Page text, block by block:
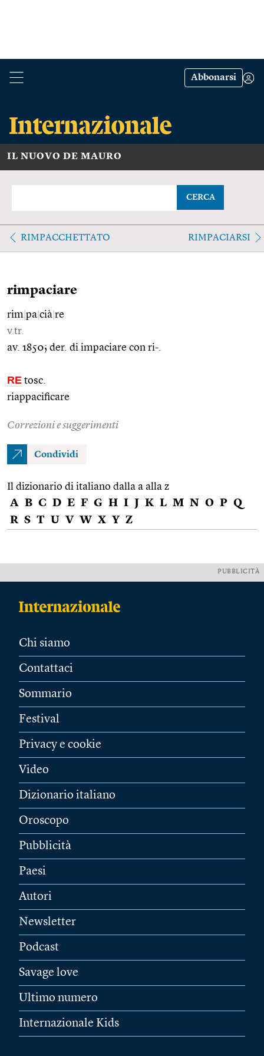
Abbonarsi
IL NUOVO DE MAURO
CERCA
RIMPACCHETTATO RIMPACIARSI
rimpaciare
rim pa cià re
v.tr.
av. 1850; der. di impaciare con ri-.
RE tosc.
riappacificare
Correzioni e suggerimenti
Condividi
Il dizionario di italiano dalla a alla z
A B C D E F G H I J K L M N O P Q
R S T U V W X Y Z
PUBBLICITÀ
Chi siamo
Contattaci
Sommario
Festival
Privacy e cookie
Video
Dizionario italiano
Oroscopo
Pubblicità
Paesi
Autori
Newsletter
Podcast
Savage love
Ultimo numero
Internazionale Kids